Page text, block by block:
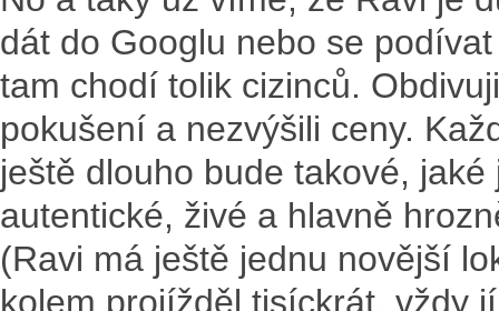
dát do Googlu nebo se
tam chodí tolik cizinců.
pokušení a nezvýšili ceny.
ještě dlouho bude takové,
autentické, živé a hlavně
(Ravi má ještě jednu novější
kolem projížděl tisíckrát, vždy